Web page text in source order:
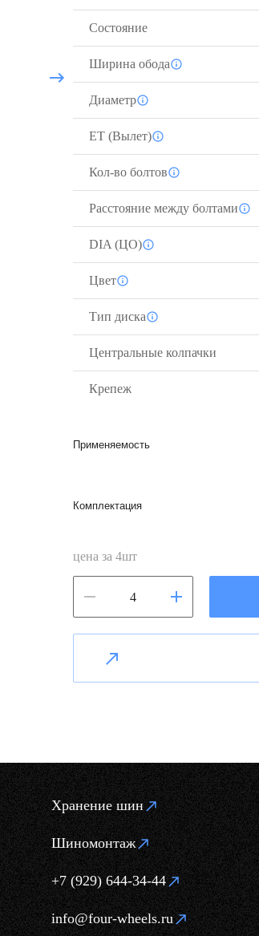
Состояние
Ширина обода
Диаметр
ЕТ (Вылет)
Кол-во болтов
Расстояние между болтами
DIA (ЦО)
Цвет
Тип диска
Центральные колпачки
Крепеж
Применяемость
Комплектация
цена за 4шт
Хранение шин
Шиномонтаж
+7 (929) 644-34-44
info@four-wheels.ru